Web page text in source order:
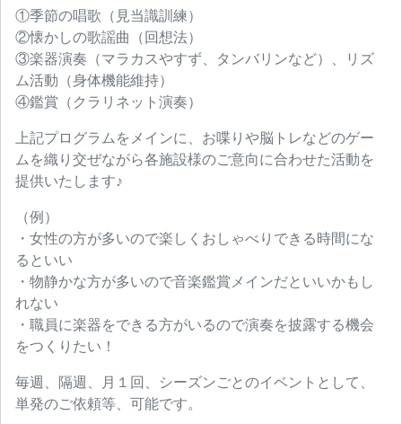
①季節の唱歌（見当識訓練）
②懐かしの歌謡曲（回想法）
③楽器演奏（マラカスやすず、タンバリンなど）、リズ
ム活動（身体機能維持）
④鑑賞（クラリネット演奏）
上記プログラムをメインに、お喋りや脳トレなどのゲー
ムを織り交ぜながら各施設様のご意向に合わせた活動を
提供いたします♪
（例）
・女性の方が多いので楽しくおしゃべりできる時間にな
るといい
・物静かな方が多いので音楽鑑賞メインだといいかもし
れない
・職員に楽器をできる方がいるので演奏を披露する機会
をつくりたい！
毎週、隔週、月１回、シーズンごとのイベントとして、
単発のご依頼等、可能です。